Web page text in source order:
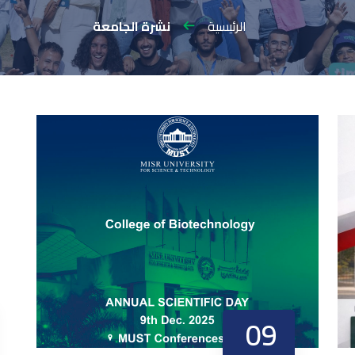
الرئيسية نشرة الجامعة
09